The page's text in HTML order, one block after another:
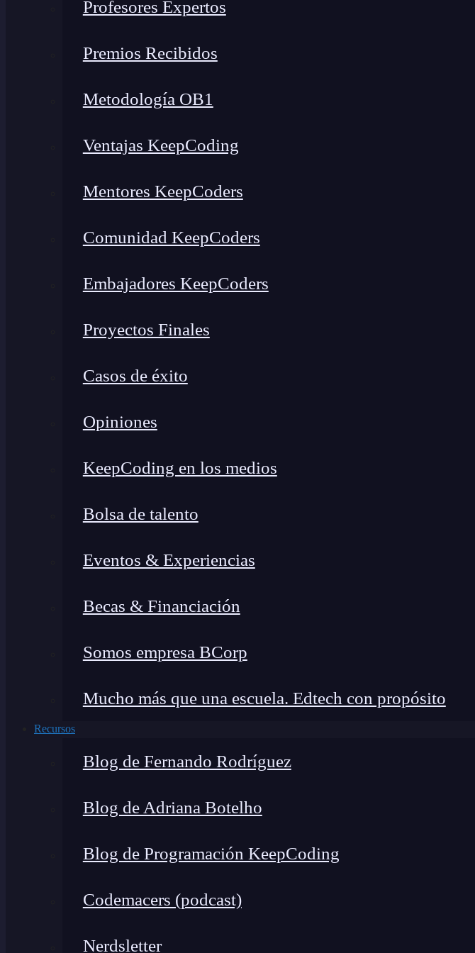
Profesores Expertos
Premios Recibidos
Metodología OB1
Ventajas KeepCoding
Mentores KeepCoders
Comunidad KeepCoders
Embajadores KeepCoders
Proyectos Finales
Casos de éxito
Opiniones
KeepCoding en los medios
Bolsa de talento
Eventos & Experiencias
Becas & Financiación
Somos empresa BCorp
Mucho más que una escuela. Edtech con propósito
Recursos
Blog de Fernando Rodríguez
Blog de Adriana Botelho
Blog de Programación KeepCoding
Codemacers (podcast)
Nerdsletter